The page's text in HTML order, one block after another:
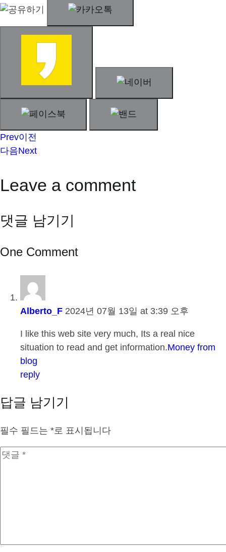
Prev이전
다음Next
Leave a comment
댓글 남기기
One Comment
Alberto_F 2024년 07월 13일 at 3:39 오후
I like this web site very much, Its a real nice
situation to read and get information.Money from
blog
reply
답글 남기기
필수 필드는 *로 표시됩니다